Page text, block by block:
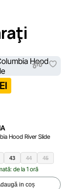
Hood River Slide
43 44 45
de la 1 oră
in coș